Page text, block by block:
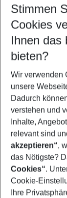
Customize your
Find the perfect
Your
Any airport
Select your
10/08/26–
Who will
2 adults
Stimmen
Cookies
Ihnen das
bieten?
Wir verwenden
unsere
Dadurch
verstehen und
Inhalte,
relevant sind
akzeptieren“,
das Nötigste?
Cookies“.
Cookie-
Ihre